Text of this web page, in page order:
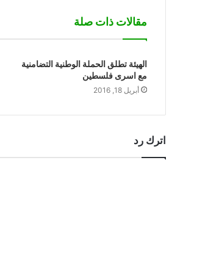
مقالات ذات صلة
الهيئة تطلق الحملة الوطنية التضامنية
مع اسرى فلسطين
أبريل 18, 2016
اترك رد